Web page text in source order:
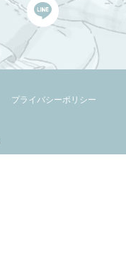
プライバシーポリシー